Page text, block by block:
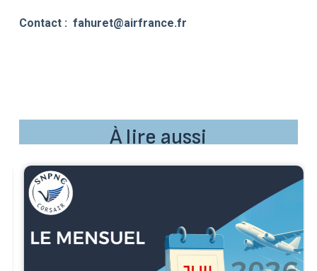
Contact : fahuret@airfrance.fr
À lire aussi